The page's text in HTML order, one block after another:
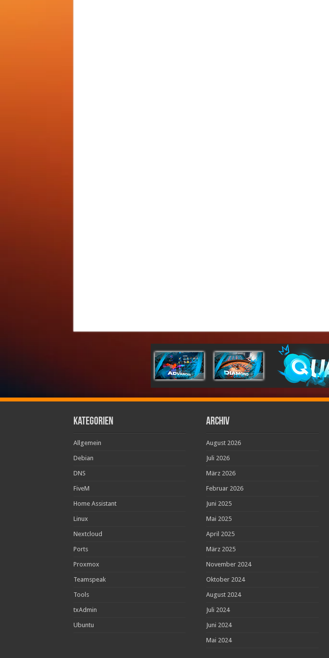
Kategorien
Allgemein
Debian
DNS
FiveM
Home Assistant
Linux
Nextcloud
Ports
Proxmox
Teamspeak
Tools
txAdmin
Ubuntu
Archiv
August 2026
Juli 2026
März 2026
Februar 2026
Juni 2025
Mai 2025
April 2025
März 2025
November 2024
Oktober 2024
August 2024
Juli 2024
Juni 2024
Mai 2024